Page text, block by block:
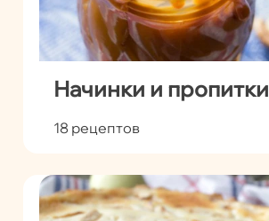
Начинки и пропитки
18 рецептов